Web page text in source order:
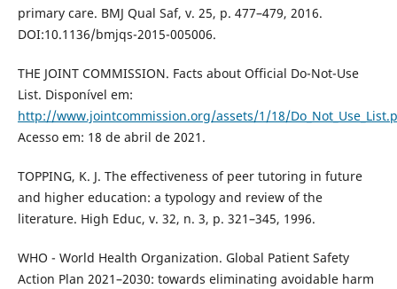
primary care. BMJ Qual Saf, v. 25, p. 477–479, 2016.
DOI:10.1136/bmjqs-2015-005006.
THE JOINT COMMISSION. Facts about Official Do-Not-Use
List. Disponível em:
http://www.jointcommission.org/assets/1/18/
Acesso em: 18 de abril de 2021.
TOPPING, K. J. The effectiveness of peer tutoring in future
and higher education: a typology and review of the
literature. High Educ, v. 32, n. 3, p. 321–345, 1996.
WHO - World Health Organization. Global Patient Safety
Action Plan 2021–2030: towards eliminating avoidable harm